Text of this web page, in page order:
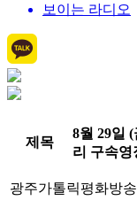
보이는 라디오
제목
8월 29일
리 구속영
광주가톨릭평화방송